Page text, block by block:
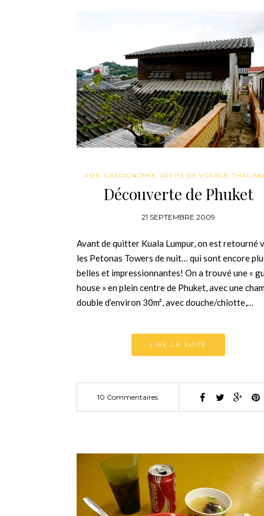
ASIE, GASTRONOMIE, RÉCITS DE VOYAGE,
Découverte de Phuket
21 SEPTEMBRE 2009
Avant de quitter Kuala Lumpur, on est retourné
les Petonas Towers de nuit… qui sont encore
belles et impressionnantes! On a trouvé une «
house » en plein centre de Phuket, avec une
double d’environ 30m², avec douche/chiotte,…
LIRE LA SUITE
10 Commentaires